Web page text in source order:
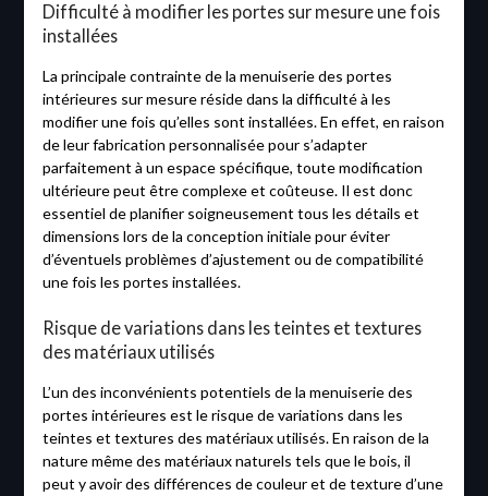
Difficulté à modifier les portes sur mesure une fois
installées
La principale contrainte de la menuiserie des portes
intérieures sur mesure réside dans la difficulté à les
modifier une fois qu’elles sont installées. En effet, en raison
de leur fabrication personnalisée pour s’adapter
parfaitement à un espace spécifique, toute modification
ultérieure peut être complexe et coûteuse. Il est donc
essentiel de planifier soigneusement tous les détails et
dimensions lors de la conception initiale pour éviter
d’éventuels problèmes d’ajustement ou de compatibilité
une fois les portes installées.
Risque de variations dans les teintes et textures
des matériaux utilisés
L’un des inconvénients potentiels de la menuiserie des
portes intérieures est le risque de variations dans les
teintes et textures des matériaux utilisés. En raison de la
nature même des matériaux naturels tels que le bois, il
peut y avoir des différences de couleur et de texture d’une